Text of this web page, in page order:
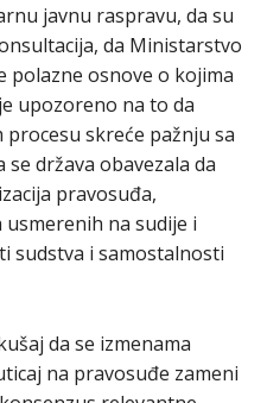
javnu raspravu, da su
da Ministarstvo
polazne osnove o kojima
upozoreno na to da
skreće pažnju sa
država obavezala da
pravosuđa,
na sudije i
sudstva i samostalnosti
da se izmenama
na pravosuđe zameni